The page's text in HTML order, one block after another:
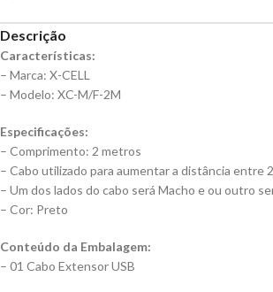
Descrição
Características:
– Marca: X-CELL
– Modelo: XC-M/F-2M
Especificações:
– Comprimento: 2 metros
– Cabo utilizado para aumentar a distância entre
– Um dos lados do cabo será Macho e ou outro
– Cor: Preto
Conteúdo da Embalagem:
– 01 Cabo Extensor USB